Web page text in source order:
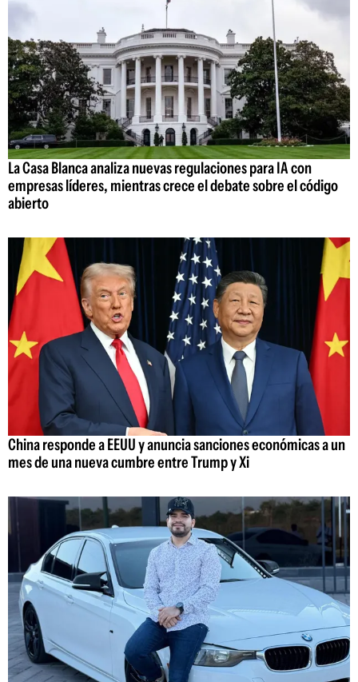
La Casa Blanca analiza nuevas regulaciones para IA con
empresas líderes, mientras crece el debate sobre el código
abierto
China responde a EEUU y anuncia sanciones económicas a un
mes de una nueva cumbre entre Trump y Xi